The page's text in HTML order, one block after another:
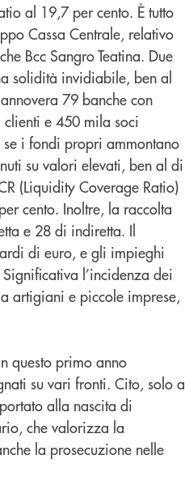
al 19,7 per cento. È tutto
Cassa Centrale, relativo
Bcc Sangro Teatina. Due
solidità invidiabile, ben al
79 banche con
e 450 mila soci
i fondi propri ammontano
su valori elevati, ben al di
(Liquidity Coverage Ratio)
cento. Inoltre, la raccolta
e 28 di indiretta. Il
di euro, e gli impieghi
l’incidenza dei
artigiani e piccole imprese,
questo primo anno
su vari fronti. Cito, solo a
alla nascita di
che valorizza la
la prosecuzione nelle